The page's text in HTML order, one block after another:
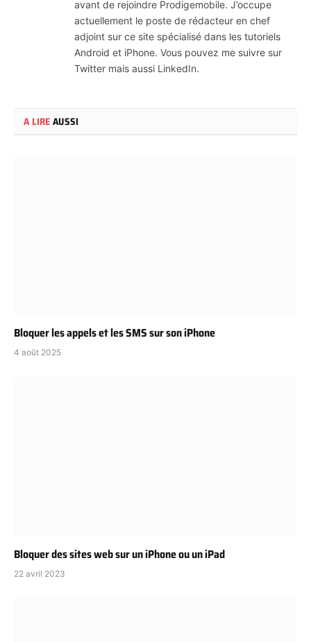
avant de rejoindre Prodigemobile. J’occupe
actuellement le poste de rédacteur en chef
adjoint sur ce site spécialisé dans les tutoriels
Android et iPhone. Vous pouvez me suivre sur
Twitter mais aussi LinkedIn.
A LIREAUSSI
Bloquer les appels et les SMS sur son iPhone
4 août 2025
Bloquer des sites web sur un iPhone ou un iPad
22 avril 2023